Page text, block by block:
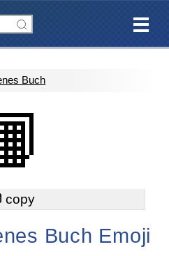
Buch
Buch Emoji